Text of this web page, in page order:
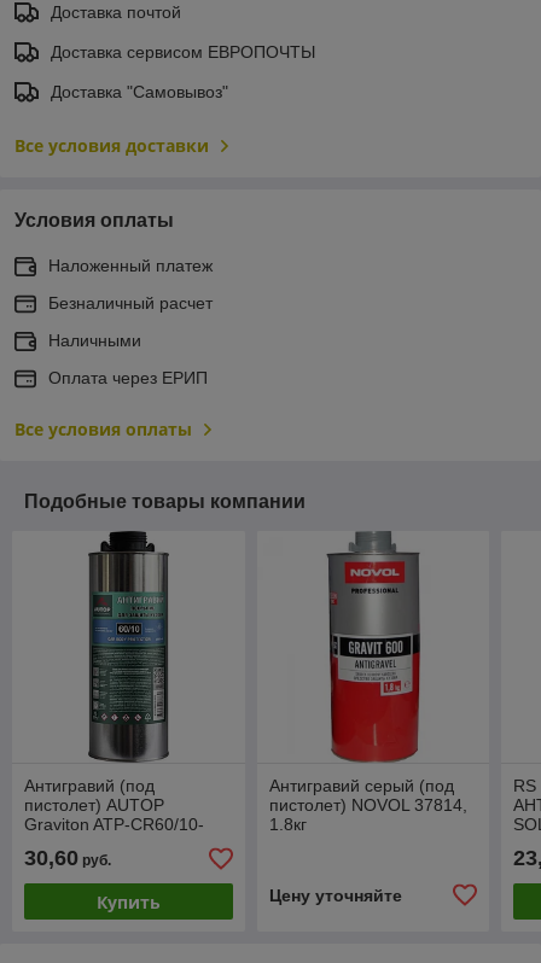
Доставка почтой
Доставка сервисом ЕВРОПОЧТЫ
Доставка "Самовывоз"
Все условия доставки
Условия оплаты
Наложенный платеж
Безналичный расчет
Наличными
Оплата через ЕРИП
Все условия оплаты
Подобные товары компании
Антигравий (под
пистолет) AUTOP
Graviton ATP-CR60/10-
30,60 руб.
Купить
Антигравий серый (под
пистолет) NOVOL 37814,
1.8кг
Цену уточняйте